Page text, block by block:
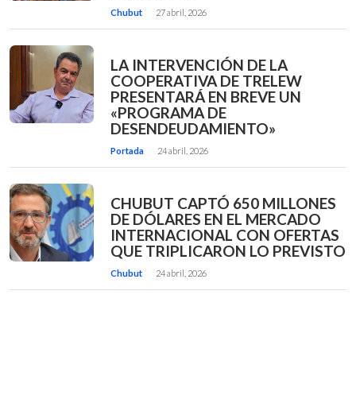
Chubut 27 abril, 2026
LA INTERVENCIÓN DE LA
COOPERATIVA DE TRELEW
PRESENTARÁ EN BREVE UN
«PROGRAMA DE
DESENDEUDAMIENTO»
Portada 24 abril, 2026
CHUBUT CAPTÓ 650 MILLONES
DE DÓLARES EN EL MERCADO
INTERNACIONAL CON OFERTAS
QUE TRIPLICARON LO PREVISTO
Chubut 24 abril, 2026